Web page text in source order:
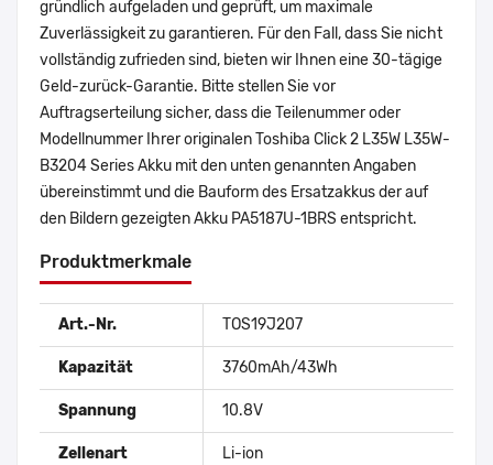
gründlich aufgeladen und geprüft, um maximale
Zuverlässigkeit zu garantieren. Für den Fall, dass Sie nicht
vollständig zufrieden sind, bieten wir Ihnen eine 30-tägige
Geld-zurück-Garantie. Bitte stellen Sie vor
Auftragserteilung sicher, dass die Teilenummer oder
Modellnummer Ihrer originalen Toshiba Click 2 L35W L35W-
B3204 Series Akku mit den unten genannten Angaben
übereinstimmt und die Bauform des Ersatzakkus der auf
den Bildern gezeigten Akku PA5187U-1BRS entspricht.
Produktmerkmale
Art.-Nr. TOS19J207
Kapazität 3760mAh/43Wh
Spannung 10.8V
Zellenart Li-ion